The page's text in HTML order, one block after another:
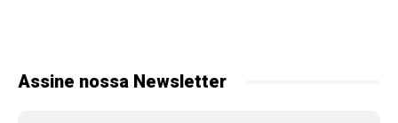
Assine nossa Newsletter